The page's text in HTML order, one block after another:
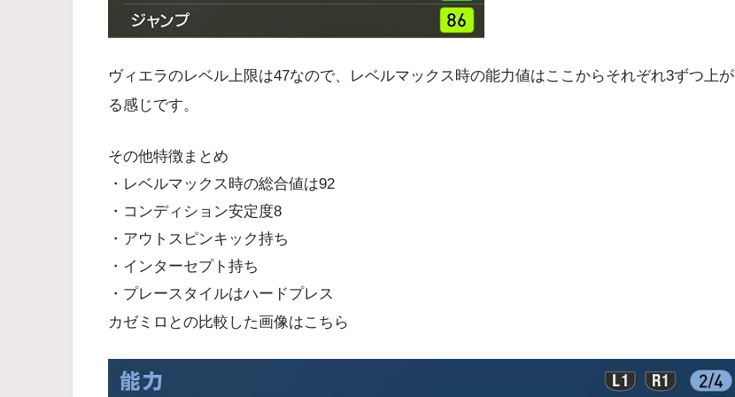
ヴィエラのレベル上限は47なので、レベルマックス時の能力値はここからそれぞれ3ずつ上が
る感じです。
その他特徴まとめ
・レベルマックス時の総合値は92
・コンディション安定度8
・アウトスピンキック持ち
・インターセプト持ち
・プレースタイルはハードプレス
カゼミロとの比較した画像はこちら